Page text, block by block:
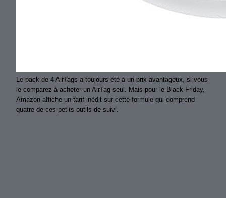
Le pack de 4 AirTags a toujours été à un prix avantageux, si vous
le comparez à acheter un AirTag seul. Mais pour le Black Friday,
Amazon affiche un tarif inédit sur cette formule qui comprend
quatre de ces petits outils de suivi.